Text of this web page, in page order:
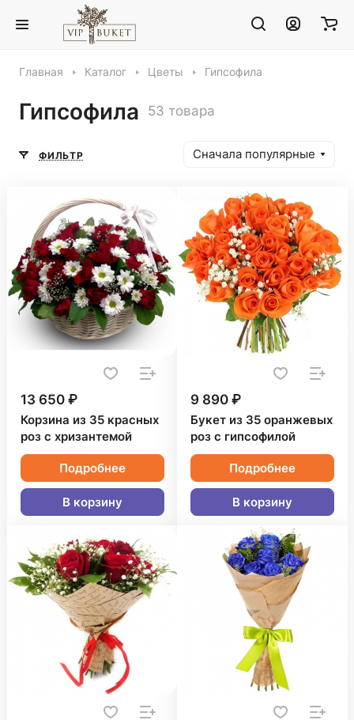
Главная Каталог Цветы Гипсофила
Гипсофила 53 товара
ФИЛЬТР Сначала популярные
13 650 ₽
Корзина из 35 красных
роз с хризантемой
Подробнее
В корзину
9 890 ₽
Букет из 35 оранжевых
роз с гипсофилой
Подробнее
В корзину